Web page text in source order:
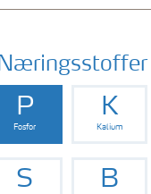
Næringsstoffer
P
Fosfor
K
Kalium
S B